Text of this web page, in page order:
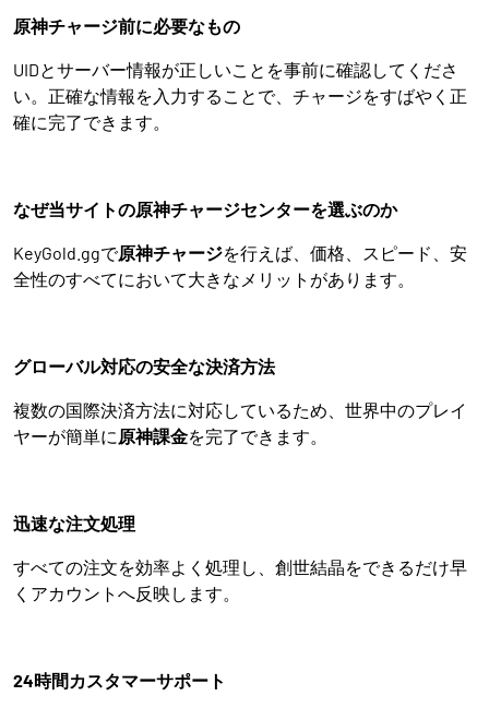
原神チャージ前に必要なもの
UIDとサーバー情報が正しいことを事前に確認してくださ
い。正確な情報を入力することで、チャージをすばやく正
確に完了できます。
なぜ当サイトの原神チャージセンターを選ぶのか
KeyGold.ggで原神チャージを行えば、価格、スピード、安
全性のすべてにおいて大きなメリットがあります。
グローバル対応の安全な決済方法
複数の国際決済方法に対応しているため、世界中のプレイ
ヤーが簡単に 原神課金を完了できます。
迅速な注文処理
すべての注文を効率よく処理し、創世結晶をできるだけ早
くアカウントへ反映します。
24時間カスタマーサポート